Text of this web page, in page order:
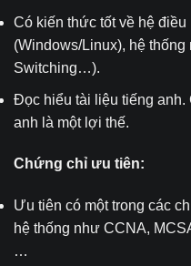
Có kiến thức tốt về hệ điều
(Windows/Linux), hệ
Switching…).
Đọc hiểu tài liệu tiếng anh.
anh là một lợi thế.
Chứng chỉ ưu tiên:
Ưu tiên có một trong các
hệ thống như CCNA,
…